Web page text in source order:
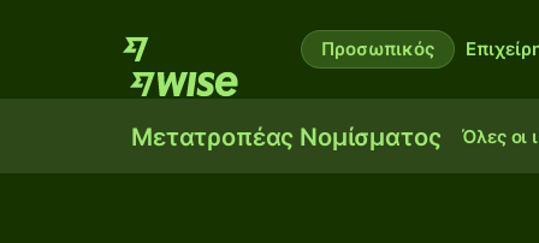
Προσωπικός
Μετατροπέας Νομίσματος Όλες οι